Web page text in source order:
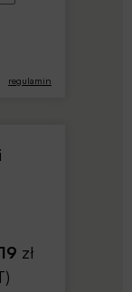
regulamin
19 zł